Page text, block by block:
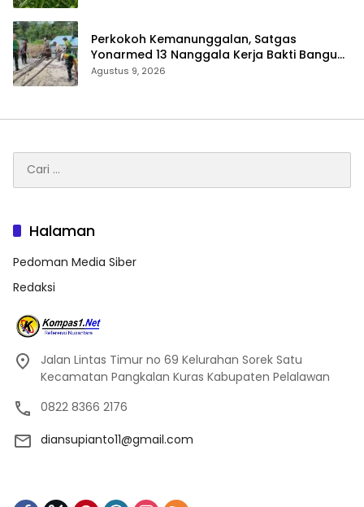
Perkokoh Kemanunggalan, Satgas
Yonarmed 13 Nanggala Kerja Bakti Bangun
Masjid Al-Hikmah di Kapuas Hulu
Agustus 9, 2026
untuk:
Halaman
Pedoman Media Siber
Redaksi
Jalan Lintas Timur no 69 Kelurahan Sorek Satu
Kecamatan Pangkalan Kuras Kabupaten Pelalawan
0822 8366 2176
diansupianto11@gmail.com